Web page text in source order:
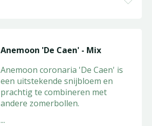
Anemoon 'De Caen' - Mix
Anemoon coronaria 'De Caen' is
een uitstekende snijbloem en
prachtig te combineren met
andere zomerbollen.
...